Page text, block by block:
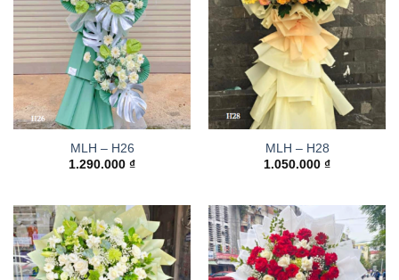
MLH – H26
1.290.000 ₫
MLH – H28
1.050.000 ₫